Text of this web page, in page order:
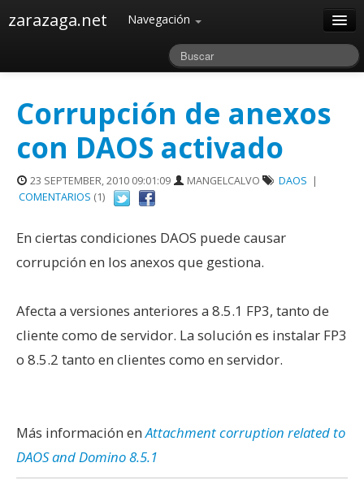
zarazaga.net Navegación
Archivos
Corrupción de anexos
con DAOS activado
23 SEPTEMBER, 2010 09:01:09 MANGELCALVO DAOS |
COMENTARIOS (1)
En ciertas condiciones DAOS puede causar
corrupción en los anexos que gestiona.
Afecta a versiones anteriores a 8.5.1 FP3, tanto de
cliente como de servidor. La solución es instalar FP3
o 8.5.2 tanto en clientes como en servidor.
Más información enAttachment corruption related to
DAOS and Domino 8.5.1